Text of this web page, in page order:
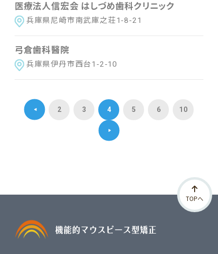
医療法人信宏会 はしづめ歯科クリニック
兵庫県尼崎市南武庫之荘1-8-21
弓倉歯科醫院
兵庫県伊丹市西台1-2-10
2 3 4 5 6 10
TOPへ